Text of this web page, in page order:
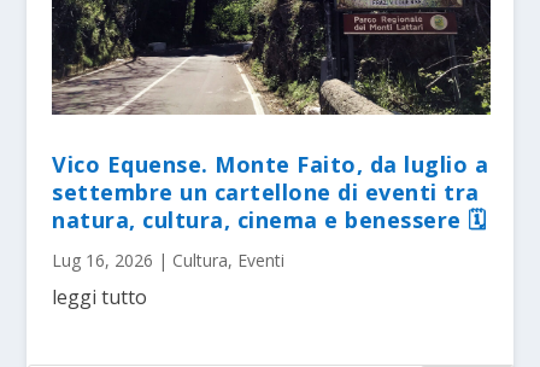
Vico Equense. Monte Faito, da luglio a
settembre un cartellone di eventi tra
natura, cultura, cinema e benessere 🗓
Lug 16, 2026 | Cultura, Eventi
leggi tutto